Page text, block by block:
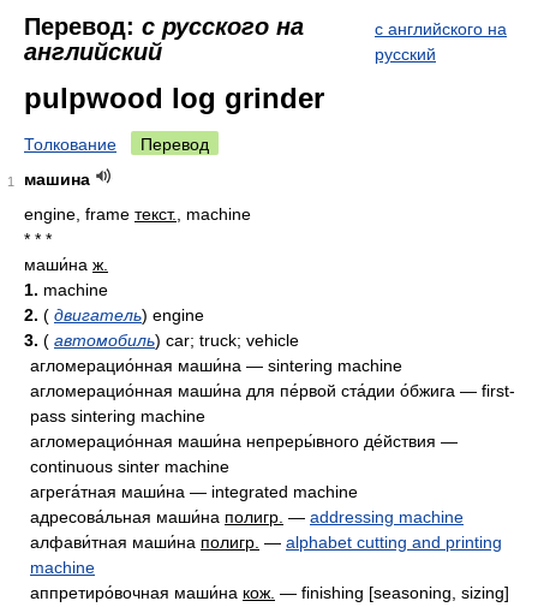
Перевод: с русского на
английский
с английского на
русский
pulpwood log grinder
Толкование Перевод
1
машина
engine, frame текст. , machine
* * *
маши́на ж.
1. machine
2. ( двигатель) engine
3. ( автомобиль) car; truck; vehicle
агломерацио́нная маши́на — sintering machine
агломерацио́нная маши́на для пе́рвой ста́дии о́бжига — first-
pass sintering machine
агломерацио́нная маши́на непреры́вного де́йствия —
continuous sinter machine
агрега́тная маши́на — integrated machine
адресова́льная маши́на полигр. — addressing machine
алфави́тная маши́на полигр. — alphabet cutting and printing
machine
аппретиро́вочная маши́на кож. — finishing [seasoning, sizing]